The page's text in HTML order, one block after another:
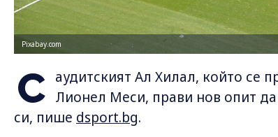
Pixabay.com
С аудитският Ал Хилал, който се
Лионел Меси, прави нов опит
си, пише dsport.bg.